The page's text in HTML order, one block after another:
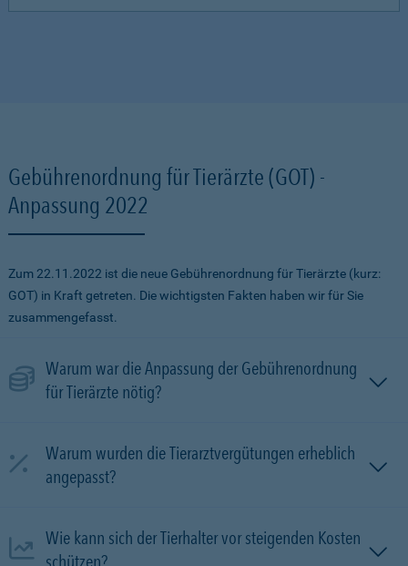
Gebührenordnung für Tierärzte (GOT) -
Anpassung 2022
Zum 22.11.2022 ist die neue Gebührenordnung für Tierärzte (kurz:
GOT) in Kraft getreten. Die wichtigsten Fakten haben wir für Sie
zusammengefasst.
Warum war die Anpassung der Gebührenordnung
für Tierärzte nötig?
Warum wurden die Tierarztvergütungen erheblich
angepasst?
Wie kann sich der Tierhalter vor steigenden Kosten
schützen?